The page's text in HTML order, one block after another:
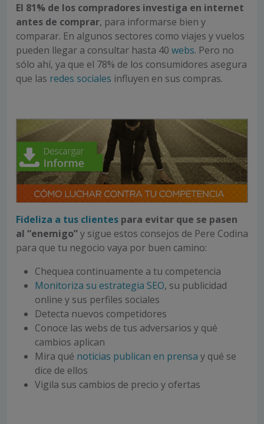
El 81% de los compradores investiga en internet
antes de comprar, para informarse bien y
comparar. En algunos sectores como viajes y vuelos
pueden llegar a consultar hasta 40 webs. Pero no
sólo ahí, ya que el 78% de los consumidores asegura
que las redes sociales influyen en sus compras.
Fideliza a tus clientes para evitar que se pasen
al “enemigo”y sigue estos consejos de Pere Codina
para que tu negocio vaya por buen camino:
Chequea continuamente a tu competencia
Monitoriza su estrategia SEO, su publicidad
online y sus perfiles sociales
Detecta nuevos competidores
Conoce las webs de tus adversarios y qué
cambios aplican
Mira qué noticias publican en prensa y qué se
dice de ellos
Vigila sus cambios de precio y ofertas